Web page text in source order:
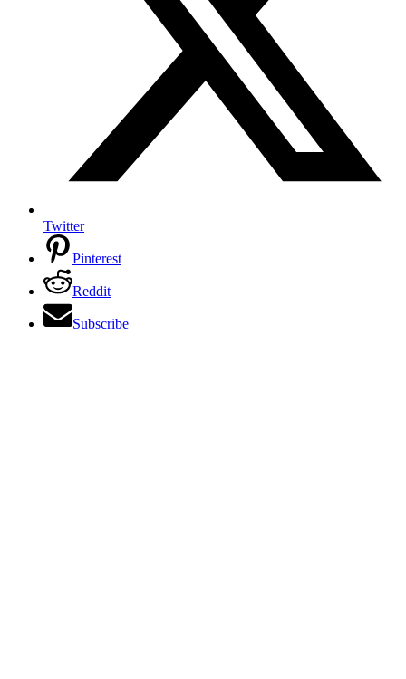
Twitter
Pinterest
Reddit
Subscribe